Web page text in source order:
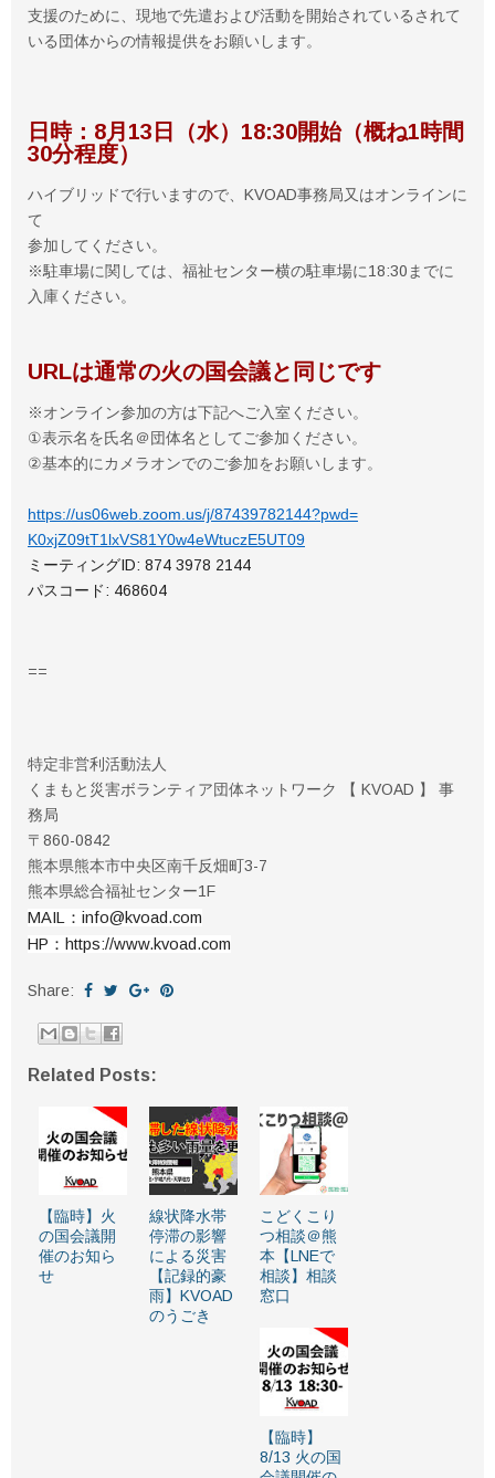
支援のために、現地で先遣および活動を開始されているされて
いる団体からの情報提供をお願いします。
日時：8月13日（水）18:30開始（概ね1時間
30分程度）
ハイブリッドで行いますので、KVOAD事務局又はオンラインに
て
参加してください。
※駐車場に関しては、福祉センター横の駐車場に18:30までに
入庫ください。
URLは通常の火の国会議と同じです
※オンライン参加の方は下記へご入室ください。
①表示名を氏名＠団体名としてご参加ください。
②基本的にカメラオンでのご参加をお願いします。
https://us06web.zoom.us/j/87439782144?pwd=
K0xjZ09tT1lxVS81Y0w4eWtuczE5UT09
ミーティングID: 874 3978 2144
パスコード: 468604
​​==
特定非営利活動法人
くまもと災害ボランティア団体ネットワーク 【 KVOAD 】 事
務局
〒860-0842
熊本県熊本市中央区南千反畑町3-7
熊本県総合福祉センター1F
MAIL：info@kvoad.com
HP：https://www.kvoad.com
Share:
Related Posts:
【臨時】火
の国会議開
催のお知ら
せ
線状降水帯
停滞の影響
による災害
【記録的豪
雨】KVOAD
のうごき
こどくこり
つ相談＠熊
本【LNEで
相談】相談
窓口
【臨時】
8/13 火の国